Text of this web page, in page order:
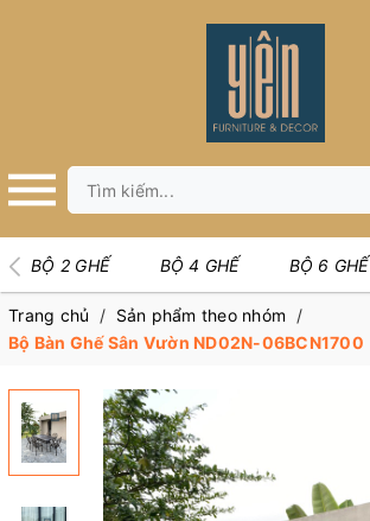
BỘ 2 GHẾ BỘ 4 GHẾ BỘ 6 GHẾ
Trang chủ / Sản phẩm theo nhóm
/
Bộ Bàn Ghế Sân Vườn ND02N-06BCN1700